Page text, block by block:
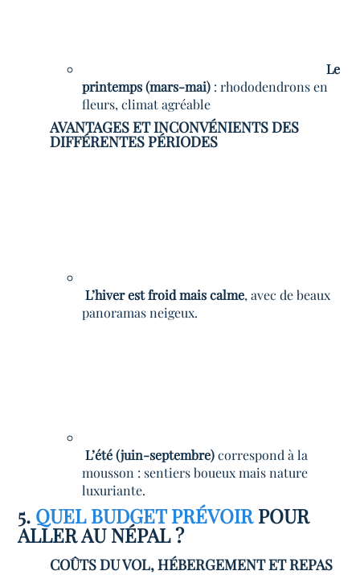
Le
printemps (mars-mai): rhododendrons en
fleurs, climat agréable
AVANTAGES ET INCONVÉNIENTS DES
DIFFÉRENTES PÉRIODES
L’hiver est froid mais calme, avec de beaux
panoramas neigeux.
L’été (juin-septembre)correspond à la
mousson : sentiers boueux mais nature
luxuriante.
5. QUEL BUDGET PRÉVOIRPOUR
ALLER AU NÉPAL ?
COÛTS DU VOL, HÉBERGEMENT ET REPAS